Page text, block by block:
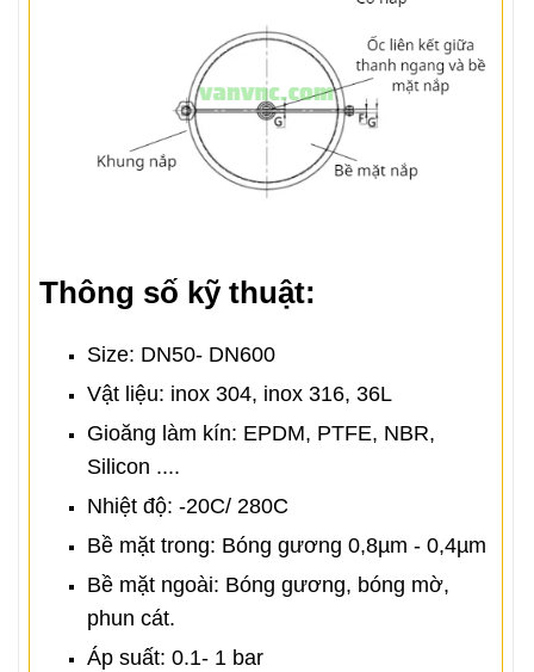
Thông số kỹ thuật:
Size: DN50- DN600
Vật liệu: inox 304, inox 316, 36L
Gioăng làm kín: EPDM, PTFE, NBR,
Silicon ....
Nhiệt độ: -20C/ 280C
Bề mặt trong: Bóng gương 0,8µm - 0,4µm
Bề mặt ngoài: Bóng gương, bóng mờ,
phun cát.
Áp suất: 0.1- 1 bar